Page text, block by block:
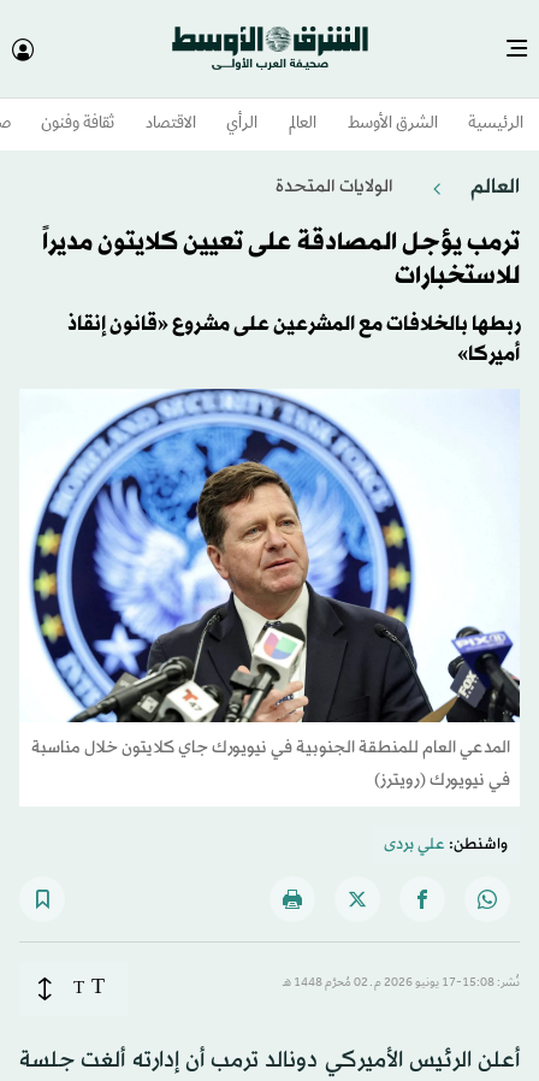
الرئيسية الشرق الأوسط​ العالم الرأي الاقتصاد ثقافة وفنون
العالم الولايات المتحدة​
ترمب يؤجل المصادقة على تعيين كلايتون مديراً
للاستخبارات
ربطها بالخلافات مع المشرعين على مشروع «قانون إنقاذ
أميركا»
المدعي العام للمنطقة الجنوبية في نيويورك جاي كلايتون خلال مناسبة
في نيويورك (رويترز)
واشنطن: علي بردى
نُشر: 15:08-17 يونيو 2026 م ـ 02 مُحرَّم 1448 هـ T
T
أعلن الرئيس الأميركي دونالد ترمب أن إدارته ألغت جلسة